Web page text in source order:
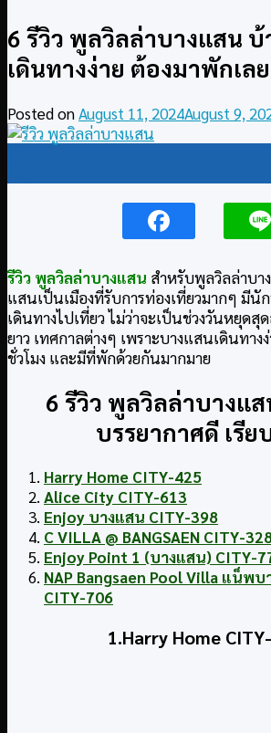
6 รีวิว พูลวิลล่าบางแสน
เดินทางง่าย ต้องมาพักเลย
Posted onAugust 11, 2024August 9,
รีวิว พูลวิลล่าบางแสน สำหรับพูลวิลล่าบา
แสนเป็นเมืองที่รับการท่องเที่ยวมากๆ มีนั
เดินทางไปเที่ยว ไม่ว่าจะเป็นช่วงวันหยุด
ยาว เทศกาลต่างๆ เพราะบางแสนเดินทาง
ชั่วโมง และมีที่พักด้วยกันมากมาย
6 รีวิว พูลวิลล่าบางแ
บรรยากาศดี เรีย
Harry Home CITY-425
Alice City CITY-613
Enjoy บางแสน CITY-398
C VILLA @ BANGSAEN CITY-
Enjoy Point 1 (บางแสน) CITY-
NAP Bangsaen Pool Villa แน็พ
CITY-706
1.Harry Home